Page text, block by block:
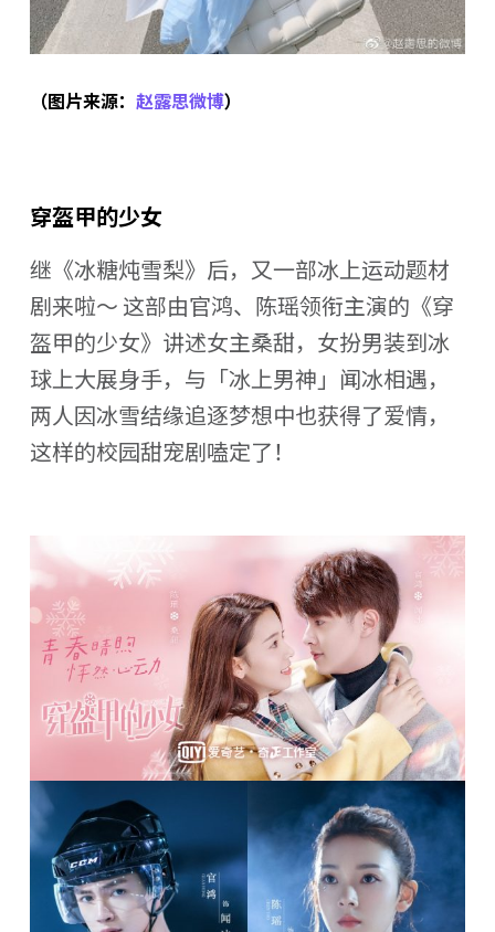
（图片来源： 赵露思微博）
穿盔甲的少女
继《冰糖炖雪梨》后，又一部冰上运动题材
剧来啦～ 这部由官鸿、陈瑶领衔主演的《穿
盔甲的少女》讲述女主桑甜，女扮男装到冰
球上大展身手，与「冰上男神」闻冰相遇，
两人因冰雪结缘追逐梦想中也获得了爱情，
这样的校园甜宠剧嗑定了！